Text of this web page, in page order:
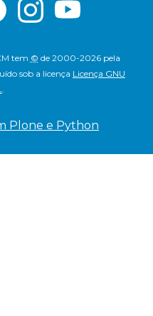
tem © de 2000-2026 pela
sob a licença Licença GNU
.
Plone e Python